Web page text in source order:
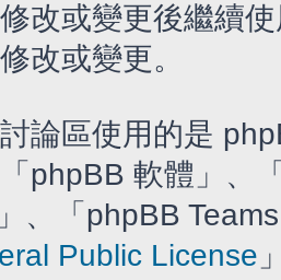
改或變更後繼續
改或變更。
論區使用的是
phpBB 軟體」、
、「phpBB
Public License